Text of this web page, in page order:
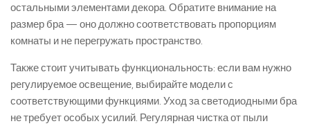
остальными элементами декора. Обратите внимание на
размер бра — оно должно соответствовать пропорциям
комнаты и не перегружать пространство.
Также стоит учитывать функциональность: если вам нужно
регулируемое освещение, выбирайте модели с
соответствующими функциями. Уход за светодиодными бра
не требует особых усилий. Регулярная чистка от пыли